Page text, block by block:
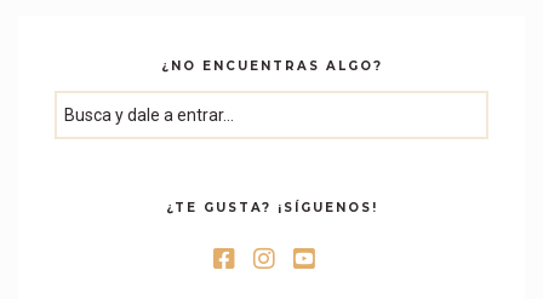
¿NO ENCUENTRAS ALGO?
¿TE GUSTA? ¡SÍGUENOS!